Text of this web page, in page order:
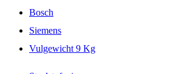
Bosch
Siemens
Vulgewicht 9 Kg